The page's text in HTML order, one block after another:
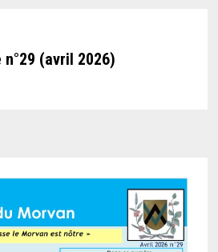
(avril 2026)